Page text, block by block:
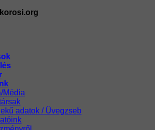
korosi.org
Média
adatok / Üvegzseb